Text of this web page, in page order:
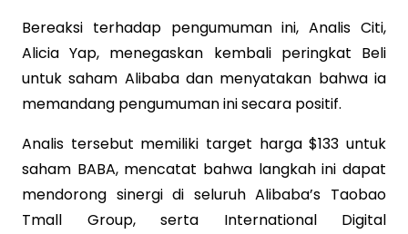
Bereaksi terhadap pengumuman ini, Analis Citi,
Alicia Yap, menegaskan kembali peringkat Beli
untuk saham Alibaba dan menyatakan bahwa ia
memandang pengumuman ini secara positif.
Analis tersebut memiliki target harga $133 untuk
saham BABA, mencatat bahwa langkah ini dapat
mendorong sinergi di seluruh Alibaba’s Taobao
Tmall Group, serta International Digital